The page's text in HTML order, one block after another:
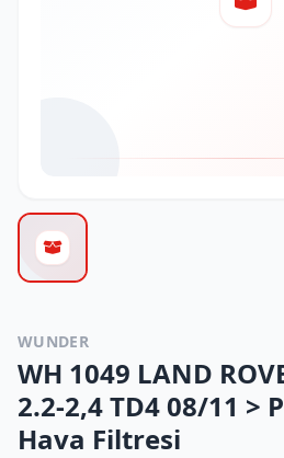
WUNDER
WH 1049 LAND
2.2-2,4 TD4 08/11 >
Hava Filtresi